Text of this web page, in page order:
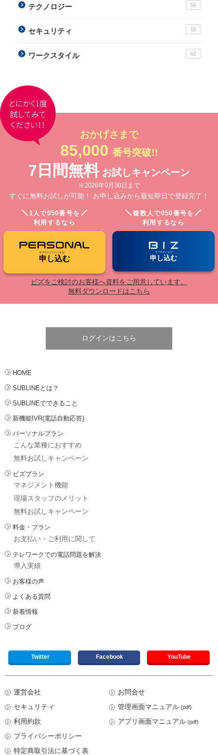
テクノロジー 56
セキュリティ 15
ワークスタイル 62
おかげさまで
85,000 番号突破!!
7日間無料 お試しキャンペーン
※2026年9月30日まで
すぐに無料お試しが可能！ お申し込みから最短即日で登録完了！
1人で050番号を
利用するなら
申し込む
複数人で050番号を
利用するなら
申し込む
ビズをご検討のお客様へ資料をご用意しています。
無料ダウンロードはこちら
ログインはこちら
HOME
SUBLINEとは？
SUBLINEでできること
新機能IVR(電話自動応答)
パーソナルプラン
こんな業種におすすめ
無料お試しキャンペーン
ビズプラン
マネジメント機能
現場スタッフのメリット
無料お試しキャンペーン
料金・プラン
お支払い・ご利用に関して
テレワークでの電話問題を解決
導入実績
お客様の声
よくある質問
新着情報
ブログ
Twitter Facebook YouTube
運営会社
セキュリティ
利用約款
プライバシーポリシー
特定商取引法に基づく表
お問合せ
管理画面マニュアル(pdf)
アプリ画面マニュアル(pdf)